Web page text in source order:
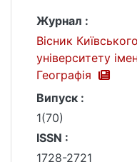
Журнал :
Вісник
університету
Географія
Випуск :
1(70)
ISSN :
1728-2721